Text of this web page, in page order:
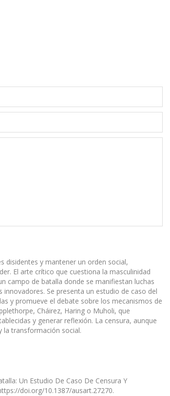
disidentes y mantener un orden social,
El arte crítico que cuestiona la masculinidad
campo de batalla donde se manifiestan luchas
Se presenta un estudio de caso del
y promueve el debate sobre los mecanismos de
Cháirez, Haring o Muholi, que
y generar reflexión. La censura, aunque
la transformación social.
Un Estudio De Caso De Censura Y
doi.org/10.1387/ausart.27270.